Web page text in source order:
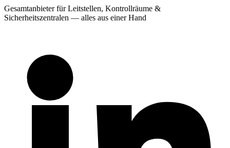
Gesamtanbieter für Leitstellen, Kontrollräume &
Sicherheitszentralen — alles aus einer Hand